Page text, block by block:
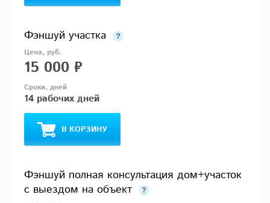
Фэншуй участка
15 000 ₽
14 рабочих дней
В КОРЗИНУ
Фэншуй полная консультация дом+участок
с выездом на объект